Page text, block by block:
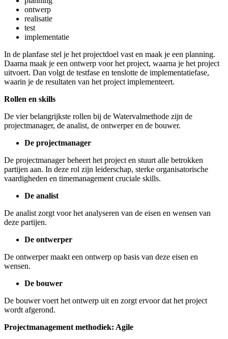
ontwerp
realisatie
test
implementatie
In de planfase stel je het projectdoel vast en maak je een planning.
Daarna maak je een ontwerp voor het project, waarna je het project
uitvoert. Dan volgt de testfase en tenslotte de implementatiefase,
waarin je de resultaten van het project implementeert.
Rollen en skills
De vier belangrijkste rollen bij de Watervalmethode zijn de
projectmanager, de analist, de ontwerper en de bouwer.
De projectmanager
De projectmanager beheert het project en stuurt alle betrokken
partijen aan. In deze rol zijn leiderschap, sterke organisatorische
vaardigheden en timemanagement cruciale skills.
De analist
De analist zorgt voor het analyseren van de eisen en wensen van
deze partijen.
De ontwerper
De ontwerper maakt een ontwerp op basis van deze eisen en
wensen.
De bouwer
De bouwer voert het ontwerp uit en zorgt ervoor dat het project
wordt afgerond.
Projectmanagement methodiek: Agile